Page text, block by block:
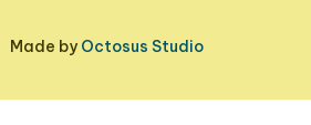
Made by Octosus Studio